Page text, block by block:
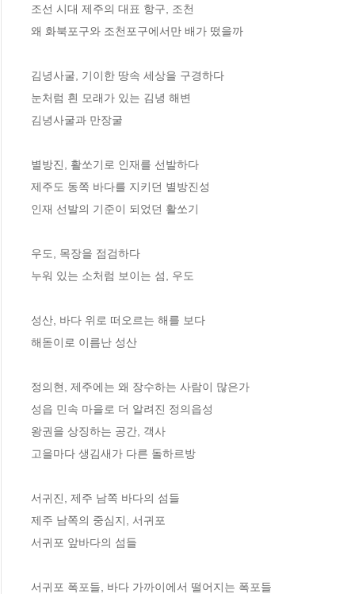
조선 시대 제주의 대표 항구, 조천
왜 화북포구와 조천포구에서만 배가 떴을까
김녕사굴, 기이한 땅속 세상을 구경하다
눈처럼 흰 모래가 있는 김녕 해변
김녕사굴과 만장굴
별방진, 활쏘기로 인재를 선발하다
제주도 동쪽 바다를 지키던 별방진성
인재 선발의 기준이 되었던 활쏘기
우도, 목장을 점검하다
누워 있는 소처럼 보이는 섬, 우도
성산, 바다 위로 떠오르는 해를 보다
해돋이로 이름난 성산
정의현, 제주에는 왜 장수하는 사람이 많은가
성읍 민속 마을로 더 알려진 정의읍성
왕권을 상징하는 공간, 객사
고을마다 생김새가 다른 돌하르방
서귀진, 제주 남쪽 바다의 섬들
제주 남쪽의 중심지, 서귀포
서귀포 앞바다의 섬들
서귀포 폭포들, 바다 가까이에서 떨어지는 폭포들